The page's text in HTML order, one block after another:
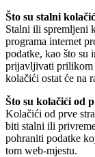
Što su stalni
Stalni ili spremljeni
programa internet
podatke, kao što su
prijavljivati prilikom
kolačići ostat će na
Što su kolačići od
Kolačići od prve
biti stalni ili
pohraniti podatke
tom web-mjestu.